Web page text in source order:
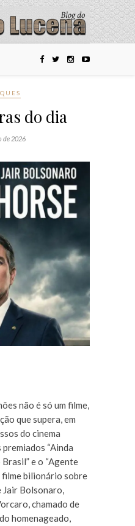
do dia
de 2026
não é só um filme,
que supera, em
do cinema
“Ainda
e o “Agente
filme bilionário sobre
Jair Bolsonaro,
chamado de
homenageado,